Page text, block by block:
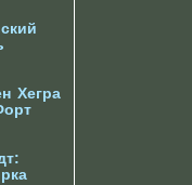
Хегра